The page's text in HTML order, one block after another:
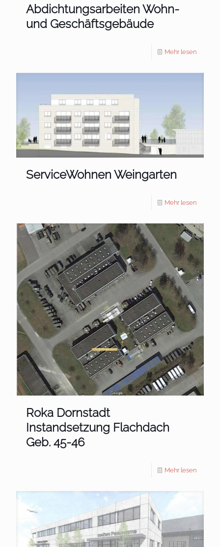
Abdichtungsarbeiten Wohn-
und Geschäftsgebäude
Mehr lesen
ServiceWohnen Weingarten
Mehr lesen
Roka Dornstadt
Instandsetzung Flachdach
Geb. 45-46
Mehr lesen